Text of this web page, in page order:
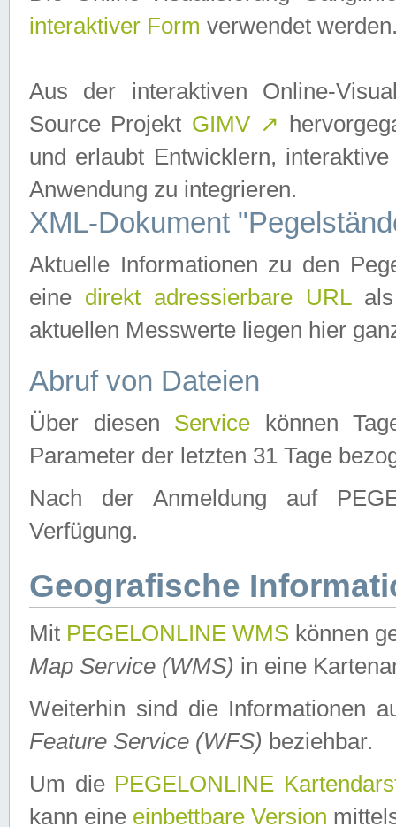
interaktiver Form verwendet
Aus der interaktiven Online-
Source Projekt GIMV ↗
und erlaubt Entwicklern,
Anwendung zu integrieren.
XML-Dokument
Aktuelle Informationen zu den
eine direkt adressierbare URLals
aktuellen Messwerte liegen hier
Abruf von Dateien
Über diesen Service können
Parameter der letzten 31 Tage
Nach der Anmeldung auf
Verfügung.
Geografische
Mit PEGELONLINE WMS können
Map Service (WMS) in eine
Weiterhin sind die Informationen
Feature Service (WFS) beziehbar.
Um die PEGELONLINE
kann eine einbettbare Version